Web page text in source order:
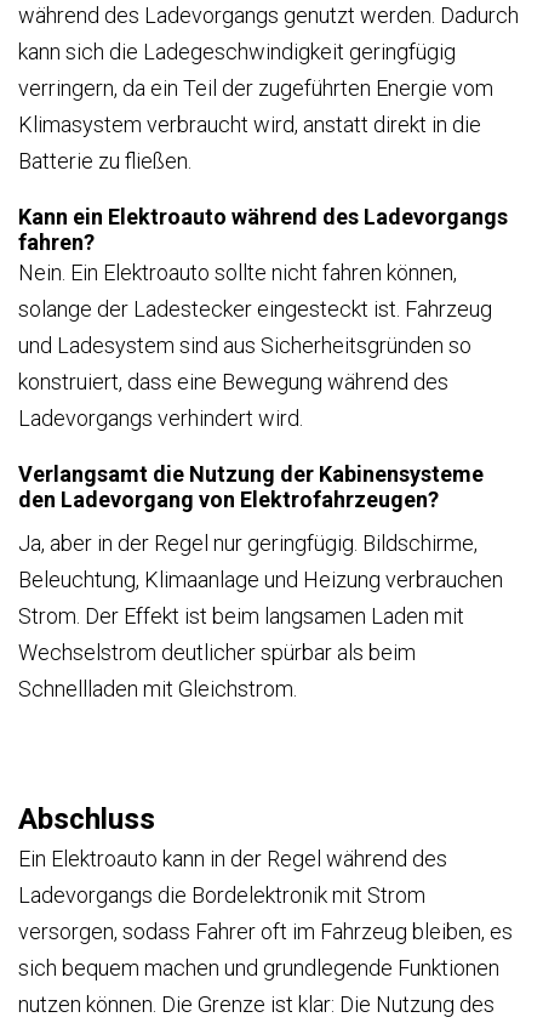
während des Ladevorgangs genutzt werden. Dadurch
kann sich die Ladegeschwindigkeit geringfügig
verringern, da ein Teil der zugeführten Energie vom
Klimasystem verbraucht wird, anstatt direkt in die
Batterie zu fließen.
Kann ein Elektroauto während des Ladevorgangs
fahren?
Nein. Ein Elektroauto sollte nicht fahren können,
solange der Ladestecker eingesteckt ist. Fahrzeug
und Ladesystem sind aus Sicherheitsgründen so
konstruiert, dass eine Bewegung während des
Ladevorgangs verhindert wird.
Verlangsamt die Nutzung der Kabinensysteme
den Ladevorgang von Elektrofahrzeugen?
Ja, aber in der Regel nur geringfügig. Bildschirme,
Beleuchtung, Klimaanlage und Heizung verbrauchen
Strom. Der Effekt ist beim langsamen Laden mit
Wechselstrom deutlicher spürbar als beim
Schnellladen mit Gleichstrom.
Abschluss
Ein Elektroauto kann in der Regel während des
Ladevorgangs die Bordelektronik mit Strom
versorgen, sodass Fahrer oft im Fahrzeug bleiben, es
sich bequem machen und grundlegende Funktionen
nutzen können. Die Grenze ist klar: Die Nutzung des